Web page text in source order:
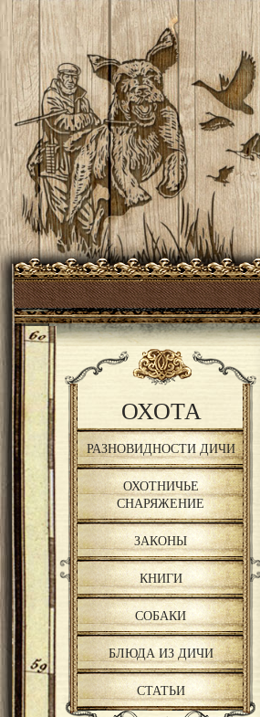
ОХОТА
РАЗНОВИДНОСТИ ДИЧИ
ОХОТНИЧЬЕ
СНАРЯЖЕНИЕ
ЗАКОНЫ
КНИГИ
СОБАКИ
БЛЮДА ИЗ ДИЧИ
СТАТЬИ